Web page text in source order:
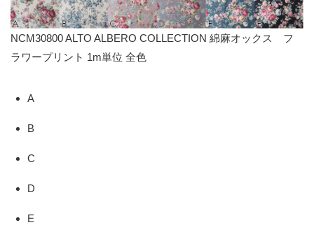
NCM30800 ALTO ALBERO COLLECTION 綿麻オックス フ
ラワープリント 1m単位 全色
A
B
C
D
E